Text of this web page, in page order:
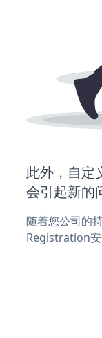
此外，自
会引起新的
随着您公司的
Registration安